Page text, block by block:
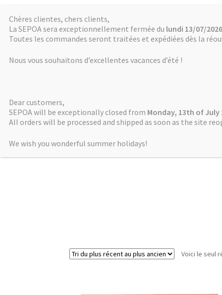
Aller
à
navigation
Aller
au
SÉPOA
Société pour l’étude du Proche-Orient
ancien
Accueil Produits identifiés “2005”
Voici le seul
Chères clientes, chers clients,
La SEPOA sera exceptionnellement fermée du lundi 13/07/
Toutes les commandes seront traitées et expédiées dès la
Nous vous souhaitons d’excellentes vacances d’été !
Dear customers,
SEPOA will be exceptionally closed from Monday, 13th of July
All orders will be processed and shipped as soon as the site
We wish you wonderful summer holidays!